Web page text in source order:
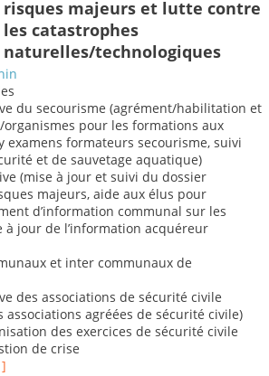
risques majeurs et lutte contre
les catastrophes
naturelles/technologiques
du secourisme (agrément/habilitation et
pour les formations aux
examens formateurs secourisme, suivi
et de sauvetage aquatique)
(mise à jour et suivi du dossier
majeurs, aide aux élus pour
d’information communal sur les
à jour de l’information acquéreur
et inter communaux de
des associations de sécurité civile
associations agréées de sécurité civile)
des exercices de sécurité civile
de crise